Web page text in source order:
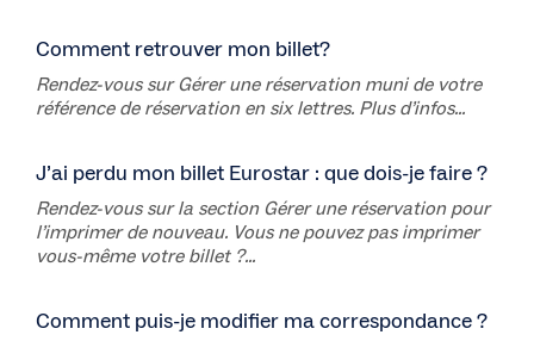
Comment retrouver mon billet?
Rendez-vous sur Gérer une réservation muni de votre
référence de réservation en six lettres. Plus d’infos...
J’ai perdu mon billet Eurostar : que dois-je faire ?
Rendez-vous sur la section Gérer une réservation pour
l’imprimer de nouveau. Vous ne pouvez pas imprimer
vous-même votre billet ?...
Comment puis-je modifier ma correspondance ?